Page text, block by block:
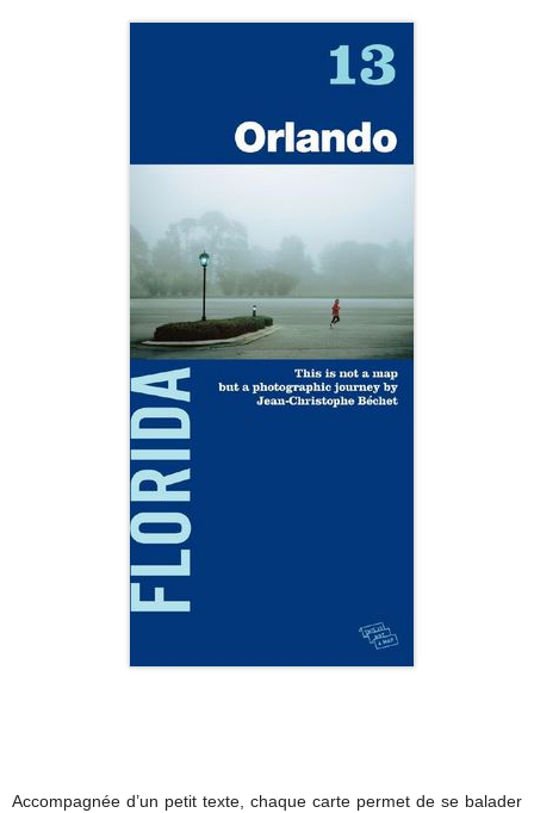
Accompagnée d’un petit texte, chaque carte permet de se balader